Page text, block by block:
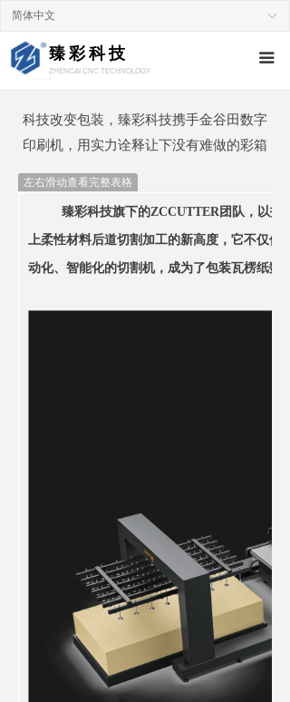
臻彩科技
ZHENCAI CNC TECHNOLOGY
끀
ꀅ
简体中文
科技改变包装，臻彩科技携手金谷田数字
印刷机，用实力诠释让下没有难做的彩箱
左右滑动查看完整表格
臻彩科技旗下的ZCCUTTER团队，以技
上柔性材料后道切割加工的新高度，它不仅
动化、智能化的切割机，成为了包装瓦楞纸数